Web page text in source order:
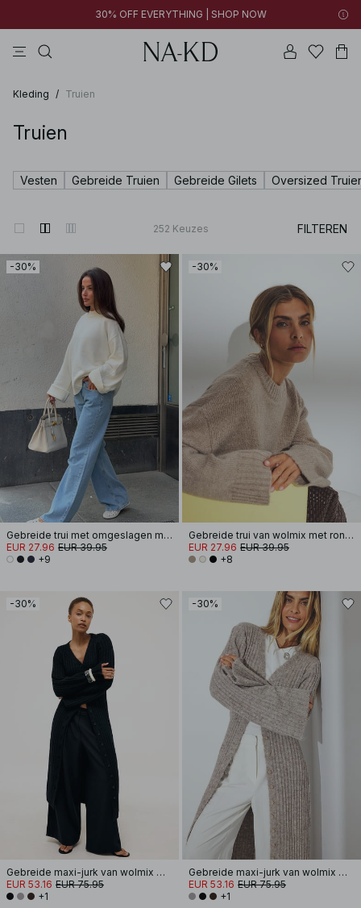
30% OFF EVERYTHING | SHOP NOW
Kleding / Truien
Truien
Vesten Gebreide Truien Gebreide Gilets Oversized
252 Keuzes FILTEREN
-30%
Gebreide trui met omgeslagen mouwen
EUR 27.96 EUR 39.95
+9
-30%
Gebreide trui van wolmix met ronde hals
EUR 27.96 EUR 39.95
+8
-30%
Gebreide maxi-jurk van wolmix met vest
EUR 53.16 EUR 75.95
+1
-30%
Gebreide maxi-jurk van wolmix met vest
EUR 53.16 EUR 75.95
+1